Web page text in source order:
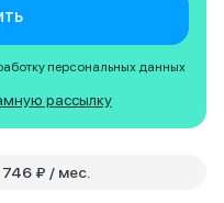
персональных данных
рассылку
от 57 746 ₽ / мес.